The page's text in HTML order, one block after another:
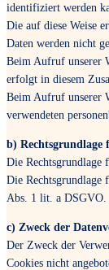
identifiziert werden
Die auf diese Weise
Daten werden nicht
Beim Aufruf unserer
erfolgt in diesem
Beim Aufruf unserer
verwendeten
b) Rechtsgrundlage
Die Rechtsgrundlage
Die Rechtsgrundlage
Abs. 1 lit. a DSGVO.
c) Zweck der
Der Zweck der
Cookies nicht